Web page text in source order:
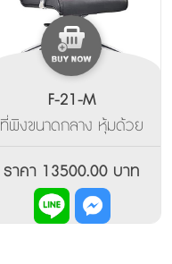
F-21-M
ที่พิงขนาดกลาง หุ้มด้วย
แขน และขาห้าแฉกเป็นอลูมิ
เนียมขึ้นรูปปัดเงา ปรับเอน
หลัง และล็อคการเอน
ราคา 13500.00 บาท